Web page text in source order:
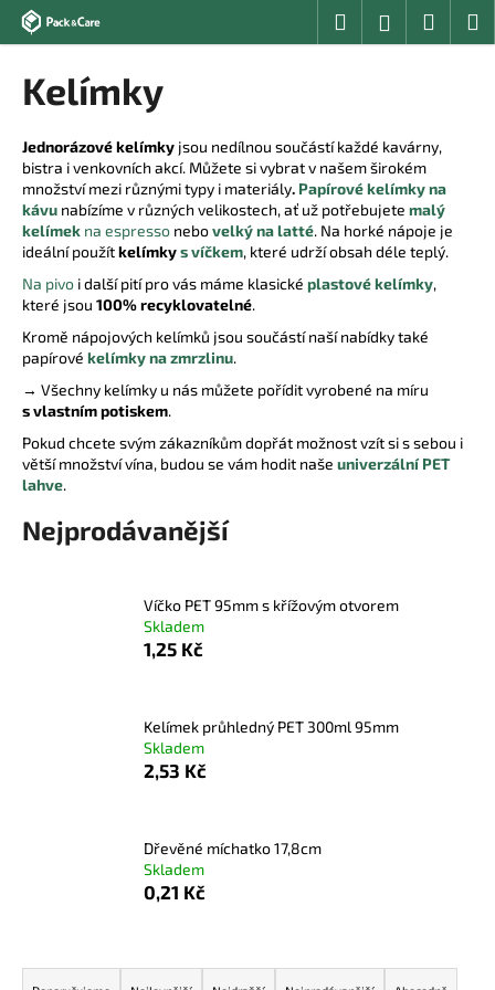
Přejít
obsah
HledatPřihlášení
Kelímky
Jednorázové kelímky jsou nedílnou součástí každé kavárny,
bistra i venkovních akcí. Můžete si vybrat v našem širokém
množství mezi různými typy i materiály. Papírové kelímky na
kávu nabízíme v různých velikostech, ať už potřebujete malý
kelímek na espresso nebovelký na latté. Na horké nápoje je
ideální použítkelímkys víčkem, které udrží obsah déle teplý.
Na pivo i další pití pro vás máme klasické plastové kelímky,
které jsou 100% recyklovatelné.
Kromě nápojových kelímků jsou součástí naší nabídky také
papírové kelímky na zmrzlinu.
→ Všechny kelímky u nás můžete pořídit vyrobené na míru
s vlastním potiskem.
Pokud chcete svým zákazníkům dopřát možnost vzít si s sebou i
větší množství vína, budou se vám hodit naše univerzální PET
lahve.
Nejprodávanější
Víčko PET 95mm s křížovým otvorem
Skladem
1,25 Kč
Kelímek průhledný PET 300ml 95mm
Skladem
2,53 Kč
Dřevěné míchatko 17,8cm
Skladem
0,21 Kč
Ř
o
o
p
o
t
ř
e
b
u
e
t
e
n
a
HLEDAT
u